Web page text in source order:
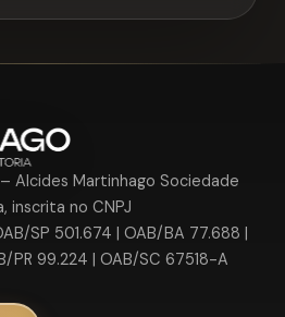
Alcides Martinhago Sociedade
inscrita no CNPJ
SP 501.674 | OAB/BA 77.688 |
PR 99.224 | OAB/SC 67518-A